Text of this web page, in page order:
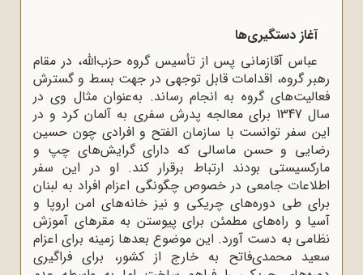
آغاز دستگیری‌ها
عباس آقازمانی پس از تأسیس گروه حزب‌الله، در مقام
رهبر گروه، اقدامات قابل توجهی در جهت بسط و گسترش
فعالیت‌های گروه به انجام رساند. به‌عنوان مثال وی در
سال 1347 برای معالجه پدرش سفری به آلمان کرد و در
این سفر توانست با سازمان الفتح و افرادی چون حسین
رضایی و حسن ماسالی که دارای گرایش‌های چپ و
مارکسیستی بودند ارتباط برقرار کند. او در این سفر
اطلاعات جامعی در خصوص چگونگی اعزام افراد به لبنان
برای طی دور‌ه‌های چریکی و نیز خانه‌های امن اروپا و
آسیا و راه‌های مطمئن برای پیوستن به مقرهای آموزش
نظامی به دست آورد. این موضوع بعدها زمینه‌ برای اعزام
سعید محمدی‌فاتح به خارج از کشور، برای فراگیری